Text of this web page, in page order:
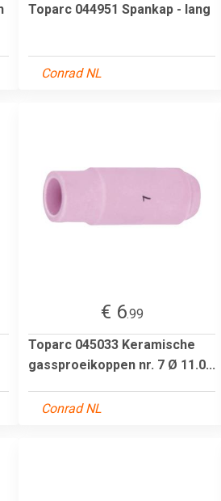
Toparc 044951 Spankap - lang
Conrad NL
€ 6.99
Toparc 045033 Keramische
gassproeikoppen nr. 7 Ø 11.0...
Conrad NL